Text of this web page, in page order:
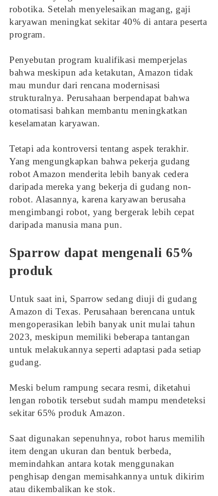
robotika. Setelah menyelesaikan magang, gaji
karyawan meningkat sekitar 40% di antara peserta
program.
Penyebutan program kualifikasi memperjelas
bahwa meskipun ada ketakutan, Amazon tidak
mau mundur dari rencana modernisasi
strukturalnya. Perusahaan berpendapat bahwa
otomatisasi bahkan membantu meningkatkan
keselamatan karyawan.
Tetapi ada kontroversi tentang aspek terakhir.
Yang mengungkapkan bahwa pekerja gudang
robot Amazon menderita lebih banyak cedera
daripada mereka yang bekerja di gudang non-
robot. Alasannya, karena karyawan berusaha
mengimbangi robot, yang bergerak lebih cepat
daripada manusia mana pun.
Sparrow dapat mengenali 65%
produk
Untuk saat ini, Sparrow sedang diuji di gudang
Amazon di Texas. Perusahaan berencana untuk
mengoperasikan lebih banyak unit mulai tahun
2023, meskipun memiliki beberapa tantangan
untuk melakukannya seperti adaptasi pada setiap
gudang.
Meski belum rampung secara resmi, diketahui
lengan robotik tersebut sudah mampu mendeteksi
sekitar 65% produk Amazon.
Saat digunakan sepenuhnya, robot harus memilih
item dengan ukuran dan bentuk berbeda,
memindahkan antara kotak menggunakan
penghisap dengan memisahkannya untuk dikirim
atau dikembalikan ke stok.